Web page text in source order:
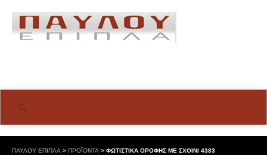
ΠΑΥΛΟΥ ΕΠΙΠΛΑ > ΠΡΟΪΟΝΤΑ > ΦΩΤΙΣΤΙΚΑ ΟΡΟΦΗΣ ΜΕ ΣΧΟΙΝΙ 4383